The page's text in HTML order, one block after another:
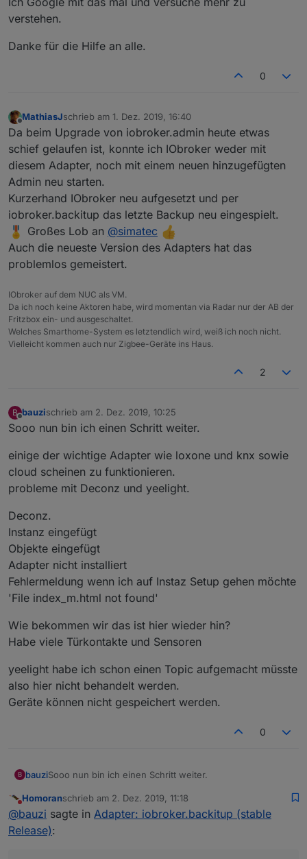
@bauzisagte inAdapter: iobroker.backitup (stable
Der Redis-Server ist eine Datenbank, die die
Speicherung der States ressourcenschonend
optimiert
verstehen.
Danke für die Hilfe an alle.
0
Offline
MathiasJschrieb am 1. Dez. 2019, 16:40
zuletzt editiert von
Da beim Upgrade von iobroker.admin heute etwas
schief gelaufen ist, konnte ich IObroker weder mit
diesem Adapter, noch mit einem neuen hinzugefügten
Admin neu starten.
Kurzerhand IObroker neu aufgesetzt und per
iobroker.backitup das letzte Backup neu eingespielt.
Großes Lob an @simatec
Auch die neueste Version des Adapters hat das
problemlos gemeistert.
IObroker auf dem NUC als VM.
Da ich noch keine Aktoren habe, wird momentan via Radar nur der AB der
Fritzbox ein- und ausgeschaltet.
Welches Smarthome-System es letztendlich wird, weiß ich noch nicht.
Vielleicht kommen auch nur Zigbee-Geräte ins Haus.
2
B bauzischrieb am 2. Dez. 2019, 10:25
zuletzt editiert von
Sooo nun bin ich einen Schritt weiter.
einige der wichtige Adapter wie loxone und knx sowie
cloud scheinen zu funktionieren.
probleme mit Deconz und yeelight.
Deconz.
Instanz eingefügt
Objekte eingefügt
Adapter nicht installiert
Fehlermeldung wenn ich auf Instaz Setup gehen möchte
'File index_m.html not found'
Wie bekommen wir das ist hier wieder hin?
Habe viele Türkontakte und Sensoren
yeelight habe ich schon einen Topic aufgemacht müsste
also hier nicht behandelt werden.
Geräte können nicht gespeichert werden.
0
B bauziSooo nun bin ich einen Schritt weiter.
einige der wichtige Adapter wie loxone und knx sowie
cloud scheinen zu funktionieren.
probleme mit Deconz und yeelight.
Deconz.
Nicht stören
Homoranschrieb am 2. Dez. 2019, 11:18
zuletzt editiert von
@bauzi sagte in Adapter: iobroker.backitup (stable
Release):